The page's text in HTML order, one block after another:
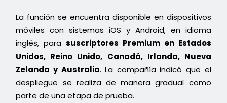
La función se encuentra disponible en dispositivos
móviles con sistemas iOS y Android, en idioma
inglés, parasuscriptores Premium en Estados
Unidos, Reino Unido, Canadá, Irlanda, Nueva
Zelanda y Australia. La compañía indicó que el
despliegue se realiza de manera gradual como
parte de una etapa de prueba.